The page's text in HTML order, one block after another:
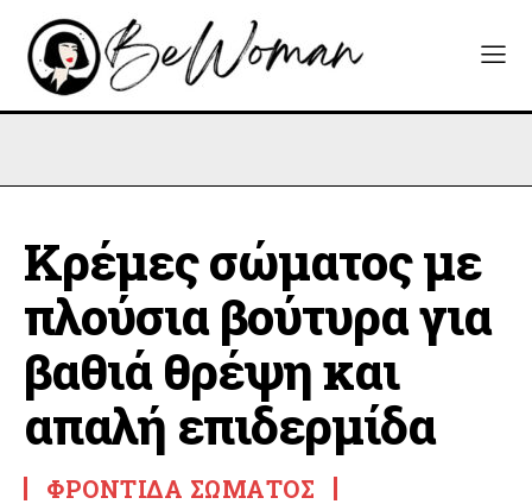
Κρέμες σώματος με
πλούσια βούτυρα για
βαθιά θρέψη και
απαλή επιδερμίδα
ΦΡΟΝΤΊΔΑ ΣΏΜΑΤΟΣ